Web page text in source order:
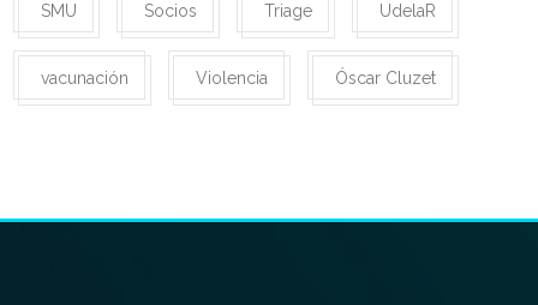
SMU Socios Triage UdelaR
vacunación Violencia Óscar Cluzet